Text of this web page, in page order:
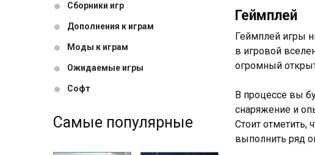
Сборники игр
Дополнения к играм
Моды к играм
Ожидаемые игры
Софт
Самые популярные
Геймплей
Геймплей игры
в игровой
огромный
В процессе вы
снаряжение и
Стоит отметить,
выполнить ряд